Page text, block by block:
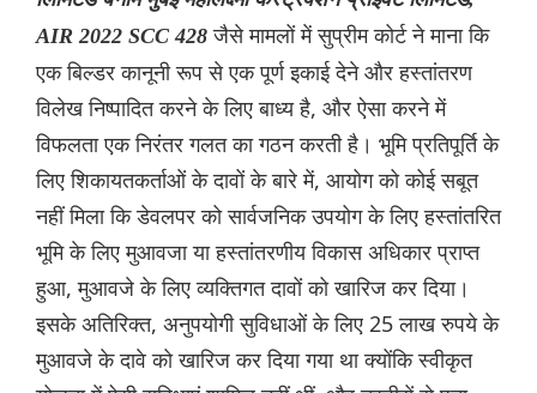
AIR 2022 SCC 428 जैसे मामलों में सुप्रीम कोर्ट ने माना कि
एक बिल्डर कानूनी रूप से एक पूर्ण इकाई देने और हस्तांतरण
विलेख निष्पादित करने के लिए बाध्य है, और ऐसा करने में
विफलता एक निरंतर गलत का गठन करती है। भूमि प्रतिपूर्ति के
लिए शिकायतकर्ताओं के दावों के बारे में, आयोग को कोई सबूत
नहीं मिला कि डेवलपर को सार्वजनिक उपयोग के लिए हस्तांतरित
भूमि के लिए मुआवजा या हस्तांतरणीय विकास अधिकार प्राप्त
हुआ, मुआवजे के लिए व्यक्तिगत दावों को खारिज कर दिया।
इसके अतिरिक्त, अनुपयोगी सुविधाओं के लिए 25 लाख रुपये के
मुआवजे के दावे को खारिज कर दिया गया था क्योंकि स्वीकृत